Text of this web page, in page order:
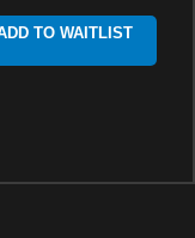
TO WAITLIST